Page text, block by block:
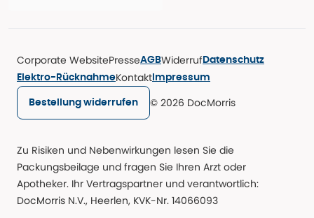
Corporate WebsitePresseAGBWiderruf Datenschutz
Elektro-RücknahmeKontakt Impressum
Bestellung widerrufen © 2026 DocMorris
Zu Risiken und Nebenwirkungen lesen Sie die
Packungsbeilage und fragen Sie Ihren Arzt oder
Apotheker. Ihr Vertragspartner und verantwortlich:
DocMorris N.V., Heerlen, KVK-Nr. 14066093